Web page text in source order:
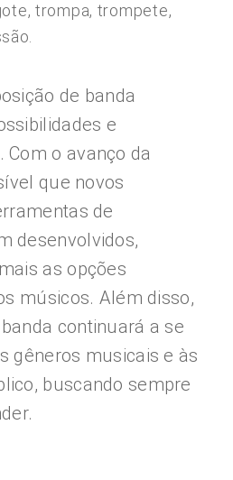
trompa, trompete,
de banda
e
o avanço da
que novos
de
desenvolvidos,
as opções
músicos. Além disso,
continuará a se
gêneros musicais e às
buscando sempre